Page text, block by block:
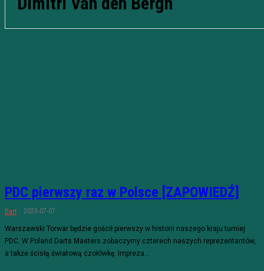
PDC pierwszy raz w Polsce [ZAPOWIEDŹ]
Dart 2023-07-07
Warszawski Torwar będzie gościł pierwszy w historii naszego kraju turniej
PDC. W Poland Darts Masters zobaczymy czterech naszych reprezentantów,
a także ścisłą światową czołówkę. Impreza...